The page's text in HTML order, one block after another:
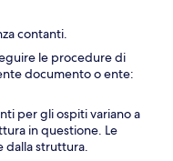
contanti.
le procedure di
documento o ente:
per gli ospiti variano a
in questione. Le
dalla struttura.